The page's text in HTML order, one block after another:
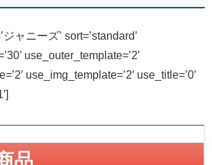
ャニーズ’ sort=’standard’
use_outer_template=’2′
use_img_template=’2′ use_title=’0′